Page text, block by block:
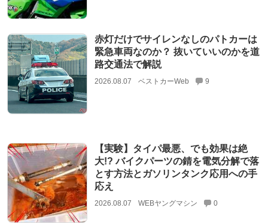
赤灯だけでサイレンなしのパトカーは
緊急車両なのか？ 抜いていいのかを道
路交通法で解説
2026.08.07 ベストカーWeb 9
【実験】タイパ最悪、でも効果は絶
大!? バイクパーツの錆を電気分解で落
とす方法とガソリンタンク応用への手
応え
2026.08.07 WEBヤングマシン 0